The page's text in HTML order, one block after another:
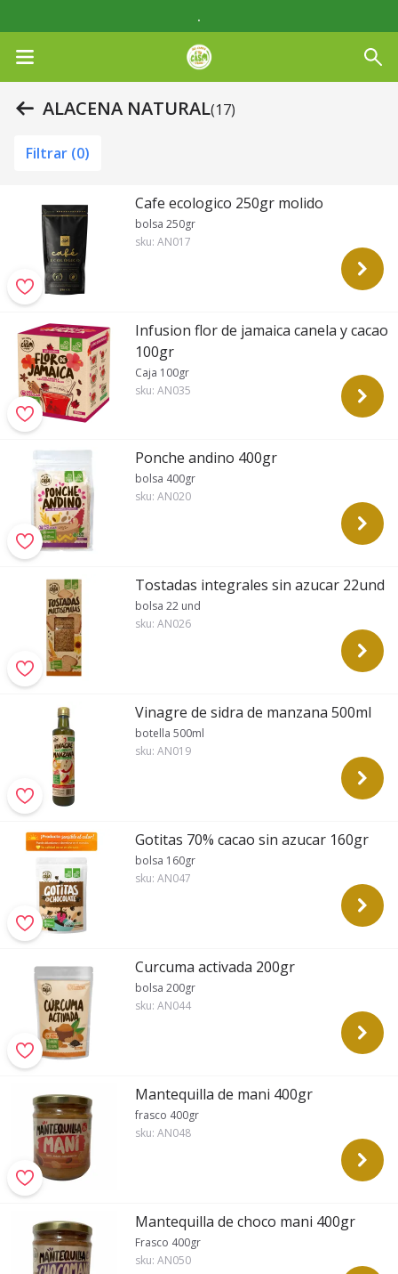
.
ALACENA NATURAL(17)
Filtrar (0)
Cafe ecologico 250gr molido
bolsa 250gr
sku: AN017
Infusion flor de jamaica canela y cacao
100gr
Caja 100gr
sku: AN035
Ponche andino 400gr
bolsa 400gr
sku: AN020
Tostadas integrales sin azucar 22und
bolsa 22 und
sku: AN026
Vinagre de sidra de manzana 500ml
botella 500ml
sku: AN019
Gotitas 70% cacao sin azucar 160gr
bolsa 160gr
sku: AN047
Curcuma activada 200gr
bolsa 200gr
sku: AN044
Mantequilla de mani 400gr
frasco 400gr
sku: AN048
Mantequilla de choco mani 400gr
Frasco 400gr
sku: AN050